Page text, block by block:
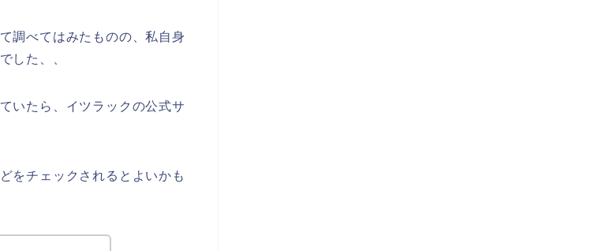
調べてはみたものの、私自身
した、、
いたら、イツラックの公式サ
をチェックされるとよいかも